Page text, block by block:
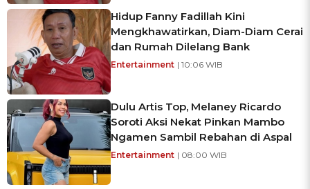
Hidup Fanny Fadillah Kini
Mengkhawatirkan, Diam-Diam Cerai
dan Rumah Dilelang Bank
Entertainment | 10:06 WIB
Dulu Artis Top, Melaney Ricardo
Soroti Aksi Nekat Pinkan Mambo
Ngamen Sambil Rebahan di Aspal
Entertainment | 08:00 WIB